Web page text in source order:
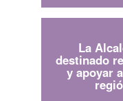
La
destinado
y apoyar